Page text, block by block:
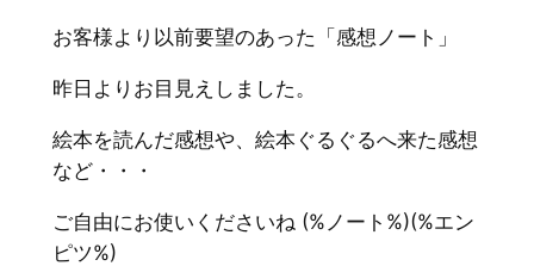
お客様より以前要望のあった「感想ノート」
昨日よりお目見えしました。
絵本を読んだ感想や、絵本ぐるぐるへ来た感想
など・・・
ご自由にお使いくださいね (%ノート%)(%エン
ピツ%)